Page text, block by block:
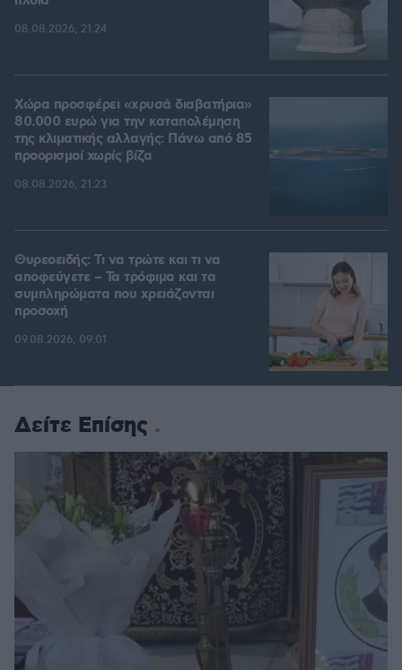
08.08.2026, 21:24
Χώρα προσφέρει «χρυσά διαβατήρια»
80.000 ευρώ για την καταπολέμηση
της κλιματικής αλλαγής: Πάνω από 85
προορισμοί χωρίς βίζα
08.08.2026, 21:23
Θυρεοειδής: Τι να τρώτε και τι να
αποφεύγετε – Τα τρόφιμα και τα
συμπληρώματα που χρειάζονται
προσοχή
09.08.2026, 09:01
Δείτε Επίσης